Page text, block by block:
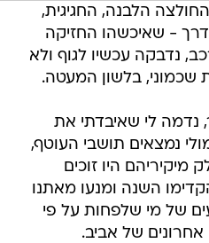
הלבנה, החגיגית,
- שאיכשהו החזיקה
נדבקה עכשיו לגוף ולא
שכמוני, בלשון המעטה.
נדמה לי שאיבדתי את
נמצאים תושבי העוטף,
מיקיריהם היו זוכים
השנה ומנעו מאתנו
של מי שלפחות על פי
אחרונים של אביב.